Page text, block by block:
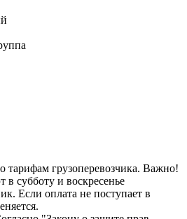
тарифам грузоперевозчика. Важно!
в субботу и воскресенье
Если оплата не поступает в